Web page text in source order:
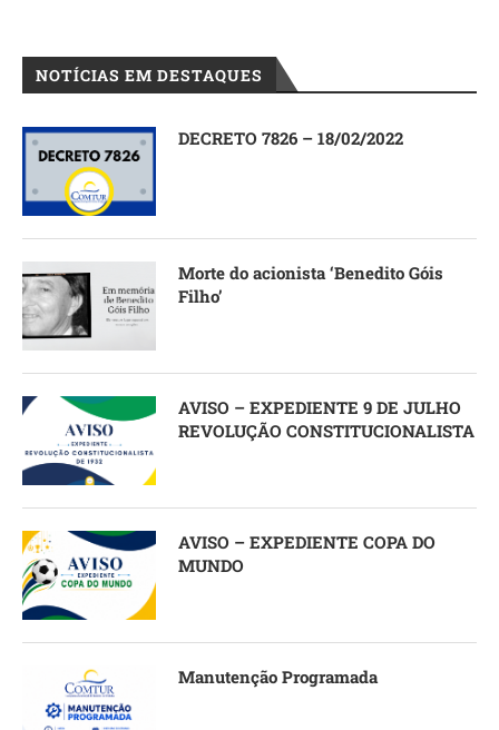
NOTÍCIAS EM DESTAQUES
DECRETO 7826 – 18/02/2022
Morte do acionista ‘Benedito Góis
Filho’
AVISO – EXPEDIENTE 9 DE JULHO
REVOLUÇÃO CONSTITUCIONALISTA
AVISO – EXPEDIENTE COPA DO
MUNDO
Manutenção Programada